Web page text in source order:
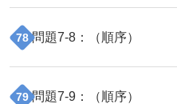
78 問題7-8 ：（順序）
79 問題7-9 ：（順序）